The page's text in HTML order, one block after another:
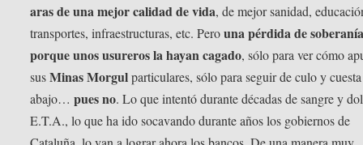
aras de una mejor calidad de vida, de mejor sanidad,
transportes, infraestructuras, etc. Perouna pérdida de
porque unos usureros la hayan cagado, sólo para ver cómo
susMinas Morgulparticulares, sólo para seguir de culo y cuesta
abajo…pues no. Lo que intentó durante décadas de sangre y
E.T.A., lo que ha ido socavando durante años los gobiernos de